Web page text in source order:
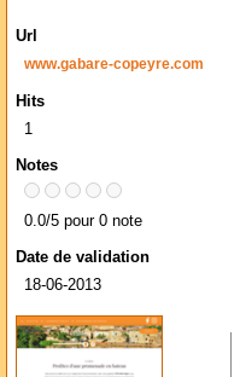
Url
www.gabare-copeyre.com
Hits
1
Notes
0.0/5 pour 0 note
Date de validation
18-06-2013